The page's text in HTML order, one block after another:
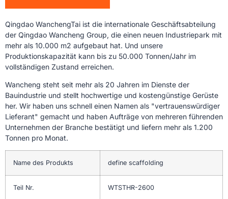
Qingdao WanchengTai ist die internationale Geschäftsabteilung
der Qingdao Wancheng Group, die einen neuen Industriepark mit
mehr als 10.000 m2 aufgebaut hat. Und unsere
Produktionskapazität kann bis zu 50.000 Tonnen/Jahr im
vollständigen Zustand erreichen.
Wancheng steht seit mehr als 20 Jahren im Dienste der
Bauindustrie und stellt hochwertige und kostengünstige Gerüste
her. Wir haben uns schnell einen Namen als "vertrauenswürdiger
Lieferant" gemacht und haben Aufträge von mehreren führenden
Unternehmen der Branche bestätigt und liefern mehr als 1.200
Tonnen pro Monat.
Name des Produkts define scaffolding
Teil Nr. WTSTHR-2600